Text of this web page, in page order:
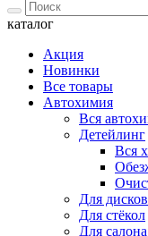
каталог
Акция
Новинки
Все товары
Автохимия
Вся
Детейлинг
Вся
Для дисков
Для стёкол
Для салона